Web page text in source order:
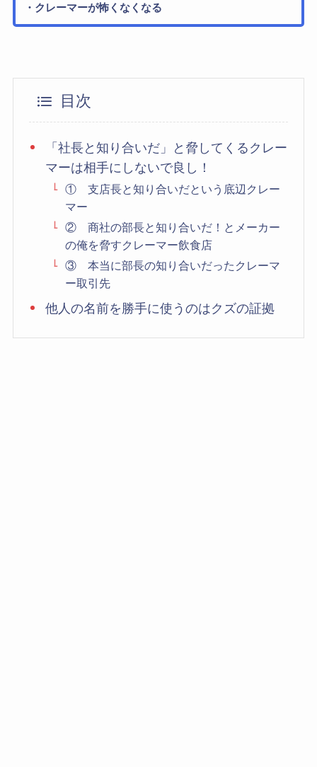
・クレーマーが怖くなくなる
目次
「社長と知り合いだ」と脅してくるクレー
マーは相手にしないで良し！
① 支店長と知り合いだという底辺クレー
マー
② 商社の部長と知り合いだ！とメーカー
の俺を脅すクレーマー飲食店
③ 本当に部長の知り合いだったクレーマ
ー取引先
他人の名前を勝手に使うのはクズの証拠